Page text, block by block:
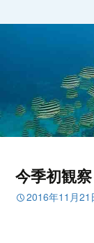
今季初観察
2016年11月21